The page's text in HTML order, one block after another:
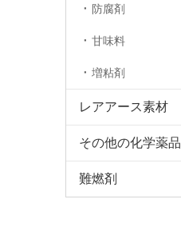
防腐剤
甘味料
増粘剤
レアアース素材
その他の化学薬品
難燃剤